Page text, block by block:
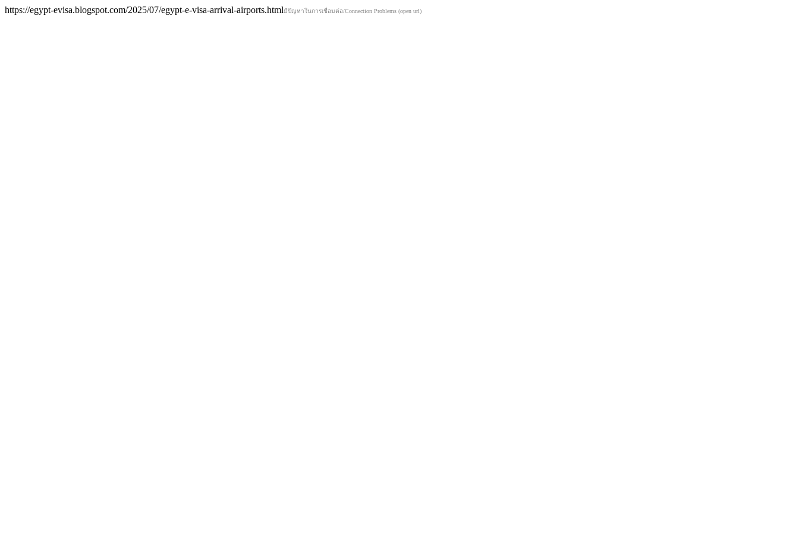
https://egypt-evisa.blogspot.com/2025/07/egypt-e-visa-arrival-airports.htmlมีปัญหาในการเชื่อมต่อ/Connection Problems (open url)